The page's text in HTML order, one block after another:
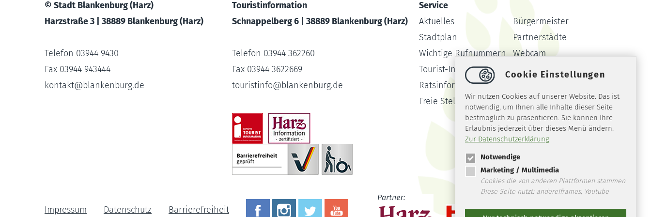
© Stadt Blankenburg (Harz)
Harzstraße 3 | 38889 Blankenburg (Harz)
Telefon 03944 9430
Fax 03944 943444
kontakt@blankenburg.de
Touristinformation
Schnappelberg 6 | 38889 Blankenburg (Harz)
Telefon 03944 362260
Fax 03944 3622669
touristinfo@blankenburg.de
Service
Aktuelles
Bürgermeister
Stadtplan
Partnerstädte
Wichtige Rufnummern
Webcam
Tourist-Info
Formulare
Ratsinformationssystem
Freie Stellen
Impressum Datenschutz Barrierefreiheit
Cookie Einstellungen
Wir nutzen Cookies auf unserer Website. Das ist
notwendig, um Ihnen alle Inhalte dieser Seite
bestmöglich zu präsentieren. Sie können Ihre
Erlaubnis jederzeit über dieses Menü ändern.
Zur Datenschutzerklärung
Notwendige
Marketing / Multimedia
Cookies die von anderen Plattformen stammen
Diese Seite nutzt: andereIframes, Youtube